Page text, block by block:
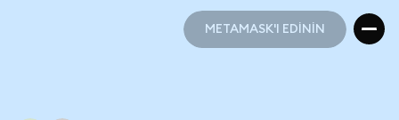
METAMASK'I EDİNİN